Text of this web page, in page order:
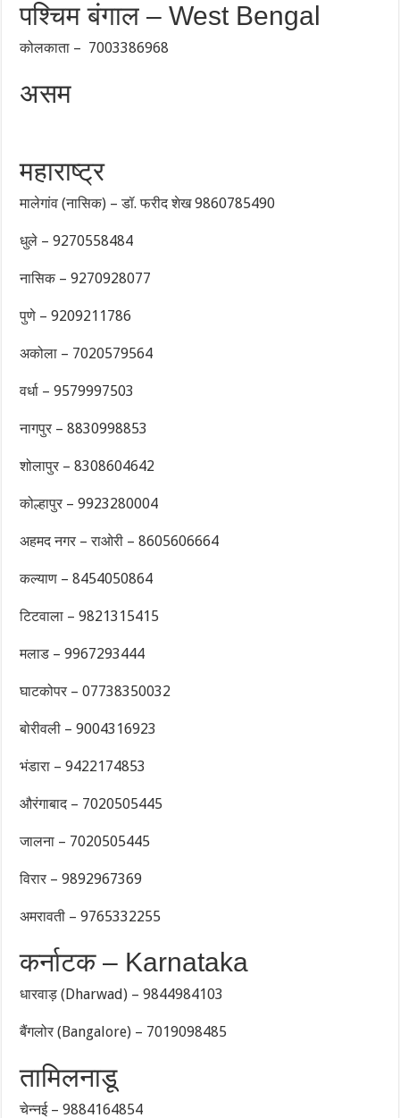
पश्चिम बंगाल – West Bengal
कोलकाता – 7003386968
असम
महाराष्ट्र
मालेगांव (नासिक) – डॉ. फरीद शेख 9860785490
धुले – 9270558484
नासिक – 9270928077
पुणे – 9209211786
अकोला – 7020579564
वर्धा – 9579997503
नागपुर – 8830998853
शोलापुर – 8308604642
कोल्हापुर – 9923280004
अहमद नगर – राओरी – 8605606664
कल्याण – 8454050864
टिटवाला – 9821315415
मलाड – 9967293444
घाटकोपर – 07738350032
बोरीवली – 9004316923
भंडारा – 9422174853
औरंगाबाद – 7020505445
जालना – 7020505445
विरार – 9892967369
अमरावती – 9765332255
कर्नाटक – Karnataka
धारवाड़ (Dharwad) – 9844984103
बैंगलोर (Bangalore) – 7019098485
तामिलनाडू
चेन्नई – 9884164854